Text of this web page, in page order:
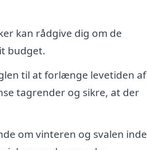
kan rådgive dig om de
budget.
til at forlænge levetiden af
tagrender og sikre, at der
om vinteren og svalen inde